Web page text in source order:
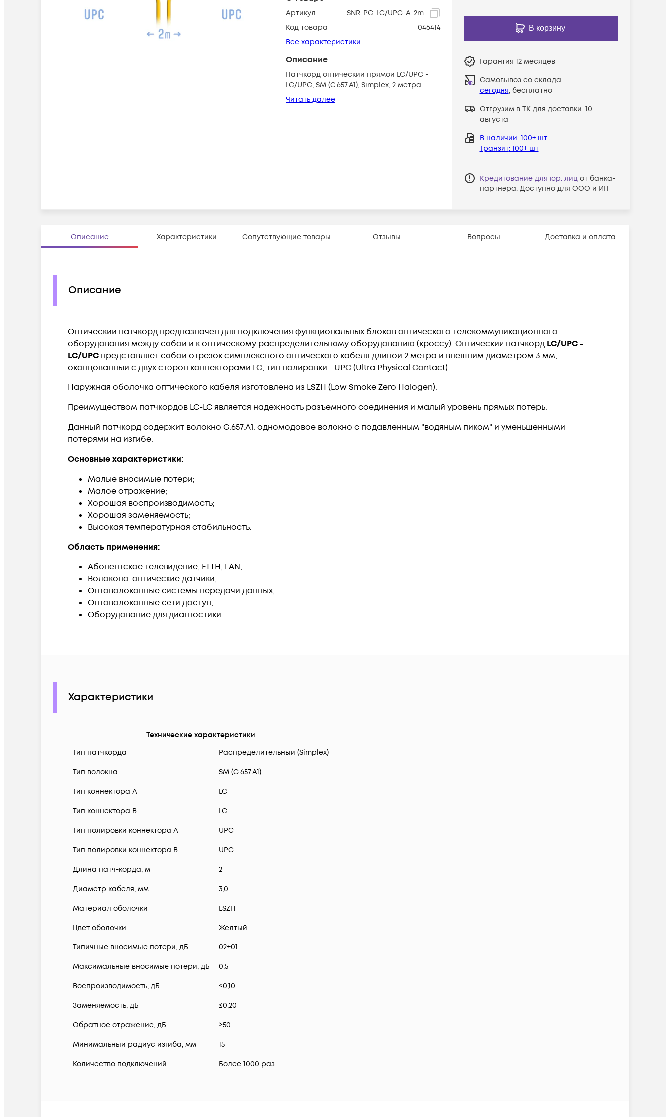
Артикул
SNR-PC-LC/UPC-A-2m
Код товара
046414
Все характеристики
Описание
Патчкорд оптический прямой LC/UPC -
LC/UPC, SM (G.657.A1), Simplex, 2 метра
Читать далее
В корзину
Гарантия 12 месяцев
Самовывоз со склада:
сегодня, бесплатно
Отгрузим в ТК для доставки: 10
августа
В наличии: 100+ шт
Транзит: 100+ шт
Кредитование для юр. лиц от банка-
партнёра. Доступно для ООО и ИП
Описание Характеристики Сопутствующие товары Отзывы Вопросы Доставка и оплата
Описание
Оптический патчкорд предназначен для подключения функциональных блоков оптического телекоммуникационного
оборудования между собой и к оптическому распределительному оборудованию (кроссу). Оптический патчкорд LC/UPC -
LC/UPC представляет собой отрезок симплексного оптического кабеля длиной 2 метра и внешним диаметром 3 мм,
оконцованный с двух сторон коннекторами LC, тип полировки - UPC (Ultra Physical Contact).
Наружная оболочка оптического кабеля изготовлена из LSZH (Low Smoke Zero Halogen).
Преимуществом патчкордов LC-LC является надежность разъемного соединения и малый уровень прямых потерь.
Данный патчкорд содержит волокно G.657.А1: одномодовое волокно с подавленным "водяным пиком" и уменьшенными
потерями на изгибе.
Основные характеристики:
Малые вносимые потери;
Малое отражение;
Хорошая воспроизводимость;
Хорошая заменяемость;
Высокая температурная стабильность.
Область применения:
Абонентское телевидение, FTTH, LAN;
Волоконо-оптические датчики;
Оптоволоконные системы передачи данных;
Оптоволоконные сети доступ;
Оборудование для диагностики.
Характеристики
Технические характеристики
Тип патчкорда
Распределительный (Simplex)
Тип волокна SM (G.657.A1)
Тип коннектора A LC
Тип коннектора B LC
Тип полировки коннектора A UPC
Тип полировки коннектора B UPC
Длина патч-корда, м 2
Диаметр кабеля, мм 3,0
Материал оболочки LSZH
Цвет оболочки Желтый
Типичные вносимые потери, дБ 02±01
Максимальные вносимые потери, дБ 0,5
Воспроизводимость, дБ ≤0,10
Заменяемость, дБ ≤0,20
Обратное отражение, дБ ≥50
Минимальный радиус изгиба, мм 15
Количество подключений Более 1000 раз